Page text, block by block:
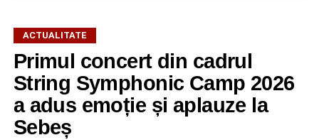
După două ediții organizate în Parcul Arini, competiția se
mută într-un nou decor, oferind participanților ocazia de a
concura într-un cadru natural deosebit. Evenimentul este
destinat copiilor și adolescenților cu vârste cuprinse între
5 și 18 ani, iar participarea este gratuită.
ACTUALITATE
Primul concert din cadrul
String Symphonic Camp 2026
a adus emoție și aplauze la
Sebeș